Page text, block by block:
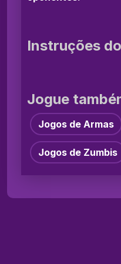
Instruções
Jogue
Jogos de Armas
Jogos de Zumbis